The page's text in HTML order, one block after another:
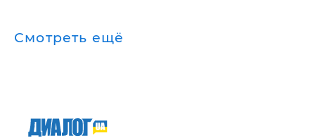
Смотреть ещё